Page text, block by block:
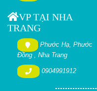
VP TẠI NHA
TRANG
Phước Hạ, Phước
Đồng , Nha Trang
0904991912